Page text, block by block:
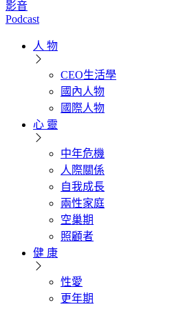
影音
Podcast
人 物
CEO生活學
國內人物
國際人物
心 靈
中年危機
人際關係
自我成長
兩性家庭
空巢期
照顧者
健 康
性愛
更年期